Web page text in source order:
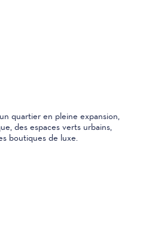
quartier en pleine expansion,
des espaces verts urbains,
boutiques de luxe.